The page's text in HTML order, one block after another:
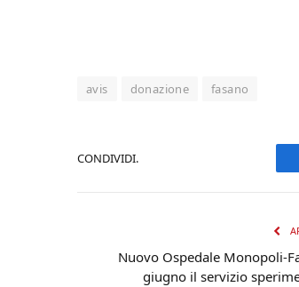
avis donazione fasano
CONDIVIDI.
Nuovo Ospedale Monopoli-
giugno il servizio